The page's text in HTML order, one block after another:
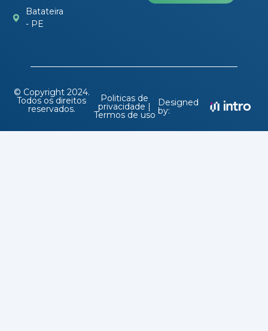
Batateira
- PE
© Copyright 2024.
Todos os direitos
reservados.
Politicas de
privacidade |
Termos de uso
Designed
by: